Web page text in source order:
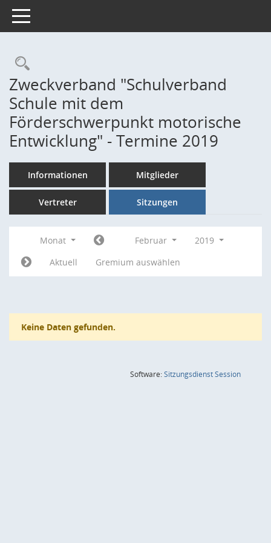
Toggle navigation
Rechercheauswahl
Zweckverband "Schulverband
Schule mit dem
Förderschwerpunkt motorische
Entwicklung" - Termine 2019
Informationen Mitglieder
Vertreter Sitzungen
Monat Februar
2019
Aktuell
Gremium auswählen
Keine Daten gefunden.
Software:SitzungsdienstSession(Wird in